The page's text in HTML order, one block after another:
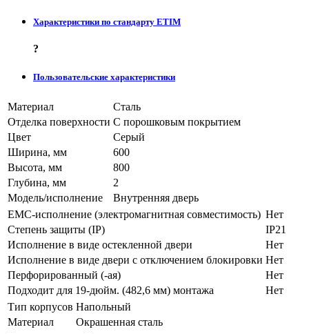
Характеристики по стандарту ETIM
?
Пользовательские характеристики
Материал
Сталь
Отделка поверхности С порошковым покрытием
Цвет
Серый
Ширина, мм
600
Высота, мм
800
Глубина, мм
2
Модель/исполнение
Внутренняя дверь
EMC-исполнение (электромагнитная совместимость) Нет
Степень защиты (IP)
IP21
Исполнение в виде остекленной двери
Нет
Исполнение в виде двери с отключением блокировки Нет
Перфорированный (-ая)
Нет
Подходит для 19-дюйм. (482,6 мм) монтажа
Нет
Тип корпусов Напольный
Материал
Окрашенная сталь